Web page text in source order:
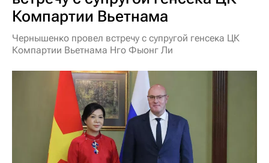
Компартии Вьетнама
Чернышенко провел встречу с супругой генсека ЦК
Компартии Вьетнама Нго Фыонг Ли